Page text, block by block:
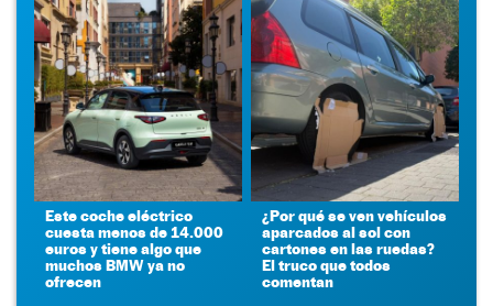
Este coche eléctrico
cuesta menos de 14.000
euros y tiene algo que
muchos BMW ya no
ofrecen
¿Por qué se ven vehículos
aparcados al sol con
cartones en las ruedas?
El truco que todos
comentan